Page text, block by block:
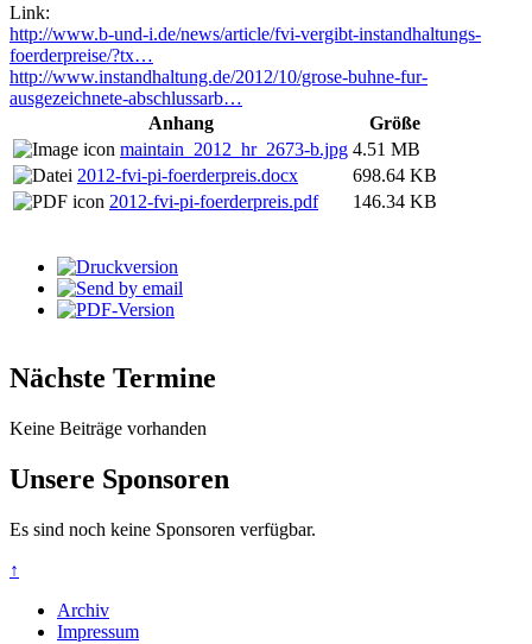
Link:
http://www.b-und-i.de/news/article/fvi-vergibt-instandhaltungs-
foerderpreise/?tx…
http://www.instandhaltung.de/2012/10/grose-buhne-fur-
ausgezeichnete-abschlussarb…
Anhang
Größe
maintain_2012_hr_2673-b.jpg 4.51 MB
2012-fvi-pi-foerderpreis.docx
698.64 KB
2012-fvi-pi-foerderpreis.pdf
146.34 KB
Nächste Termine
Keine Beiträge vorhanden
Unsere Sponsoren
Es sind noch keine Sponsoren verfügbar.
↑
Archiv
Impressum